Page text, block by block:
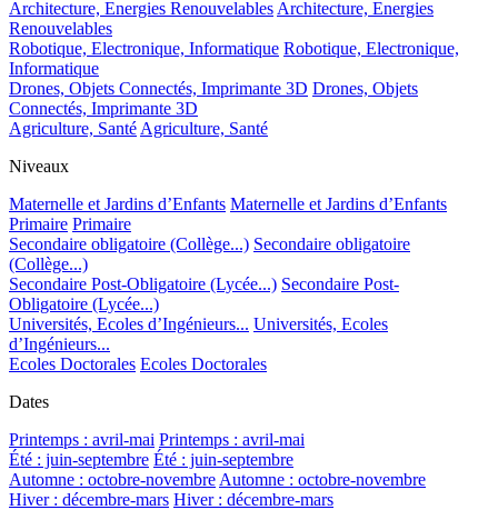
Architecture, Energies Renouvelables Architecture, Energies
Renouvelables
Robotique, Electronique, Informatique Robotique, Electronique,
Informatique
Drones, Objets Connectés, Imprimante 3D Drones, Objets
Connectés, Imprimante 3D
Agriculture, Santé Agriculture, Santé
Niveaux
Maternelle et Jardins d’Enfants Maternelle et Jardins d’Enfants
Primaire Primaire
Secondaire obligatoire (Collège...) Secondaire obligatoire
(Collège...)
Secondaire Post-Obligatoire (Lycée...) Secondaire Post-
Obligatoire (Lycée...)
Universités, Ecoles d’Ingénieurs... Universités, Ecoles
d’Ingénieurs...
Ecoles Doctorales Ecoles Doctorales
Dates
Printemps : avril-mai Printemps : avril-mai
Été : juin-septembre Été : juin-septembre
Automne : octobre-novembre Automne : octobre-novembre
Hiver : décembre-mars Hiver : décembre-mars